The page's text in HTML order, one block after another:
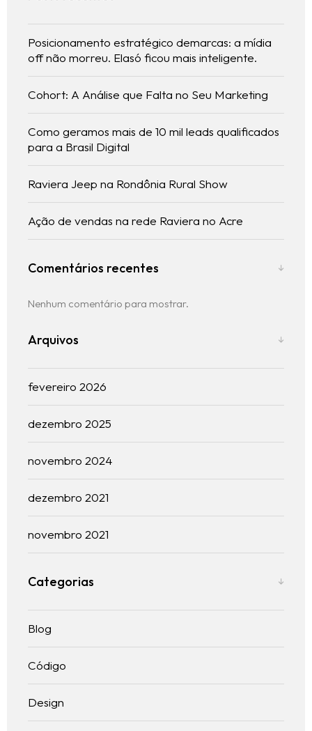
Posicionamento estratégico demarcas: a mídia
off não morreu. Elasó ficou mais inteligente.
Cohort: A Análise que Falta no Seu Marketing
Como geramos mais de 10 mil leads qualificados
para a Brasil Digital
Raviera Jeep na Rondônia Rural Show
Ação de vendas na rede Raviera no Acre
Comentários recentes
Nenhum comentário para mostrar.
Arquivos
fevereiro 2026
dezembro 2025
novembro 2024
dezembro 2021
novembro 2021
Categorias
Blog
Código
Design